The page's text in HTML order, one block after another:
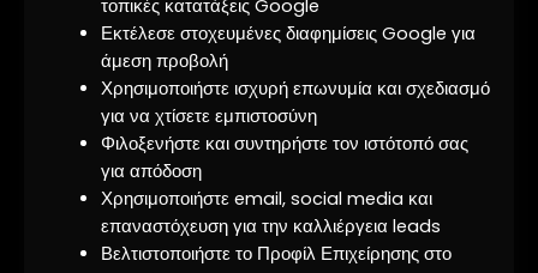
τοπικές κατατάξεις Google
Εκτέλεσε στοχευμένες διαφημίσεις Google για
άμεση προβολή
Χρησιμοποιήστε ισχυρή επωνυμία και σχεδιασμό
για να χτίσετε εμπιστοσύνη
Φιλοξενήστε και συντηρήστε τον ιστότοπό σας
για απόδοση
Χρησιμοποιήστε email, social media και
επαναστόχευση για την καλλιέργεια leads
Βελτιστοποιήστε το Προφίλ Επιχείρησης στο